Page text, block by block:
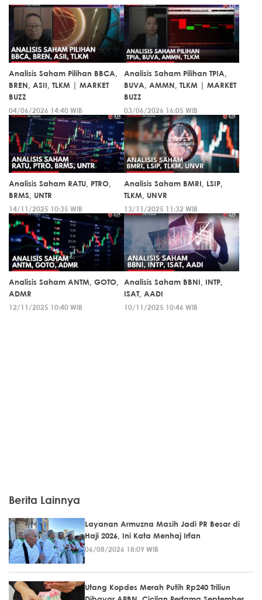
Analisis Saham Pilihan BBCA,
BREN, ASII, TLKM | MARKET
BUZZ
04/06/2026 14:40 WIB
Analisis Saham Pilihan TPIA,
BUVA, AMMN, TLKM | MARKET
BUZZ
03/06/2026 16:05 WIB
Analisis Saham RATU, PTRO,
BRMS, UNTR
14/11/2025 10:35 WIB
Analisis Saham BMRI, LSIP,
TLKM, UNVR
13/11/2025 11:32 WIB
Analisis Saham ANTM, GOTO,
ADMR
12/11/2025 10:40 WIB
Analisis Saham BBNI, INTP,
ISAT, AADI
10/11/2025 10:46 WIB
Berita Lainnya
Layanan Armuzna Masih Jadi PR Besar di
Haji 2026, Ini Kata Menhaj Irfan
06/08/2026 18:09 WIB
Utang Kopdes Merah Putih Rp240 Triliun